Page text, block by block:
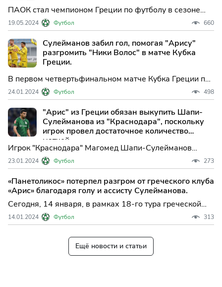
ПАОК стал чемпионом Греции по футболу в сезоне
2023/24! В заключительном матче команда одержала
победу над «Арисом» со счетом 2:1, несмотря на
удаление одного из игроков. Магомед Оздоев провел
игру на скамейке запасных.
19.05.2024 Футбол 660
Сулейманов забил гол, помогая "Арису"
разгромить "Ники Волос" в матче Кубка
Греции.
В первом четвертьфинальном матче Кубка Греции по
футболу команда «Арис» одержала убедительную
победу над «Ники Волос». Встреча, которая прошла в
Салониках, завершилась со счетом 3:0 в пользу
хозяев поля.
24.01.2024 Футбол 498
"Арис" из Греции обязан выкупить Шапи-
Сулейманова из "Краснодара", поскольку
игрок провел достаточное количество
матчей.
Игрок "Краснодара" Магомед Шапи-Сулейманов
успешно активировал пункт о выкупе своего контракта
у греческого клуба "Арис". Вингер провел
необходимое количество матчей за команду и теперь
может вернуться в российскую премьер-лигу.
23.01.2024 Футбол 273
«Панетоликос» потерпел разгром от греческого клуба
«Арис» благодаря голу и ассисту Сулейманова.
Сегодня, 14 января, в рамках 18-го тура греческой
Суперлиги состоялся захватывающий матч между
командами «Панетоликос» и «Арис». Соперники
Агринионе, Греция.
14.01.2024 Футбол 313
Ещё новости и статьи